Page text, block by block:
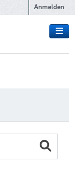
Anmelden